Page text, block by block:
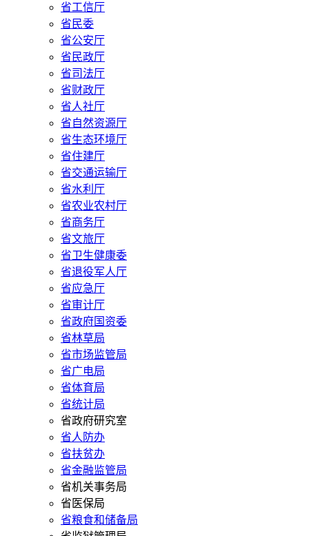
省工信厅
省民委
省公安厅
省民政厅
省司法厅
省财政厅
省人社厅
省自然资源厅
省生态环境厅
省住建厅
省交通运输厅
省水利厅
省农业农村厅
省商务厅
省文旅厅
省卫生健康委
省退役军人厅
省应急厅
省审计厅
省政府国资委
省林草局
省市场监管局
省广电局
省体育局
省统计局
省政府研究室
省人防办
省扶贫办
省金融监管局
省机关事务局
省医保局
省粮食和储备局